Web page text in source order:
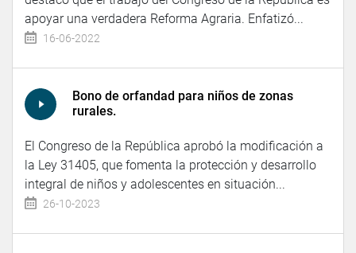
apoyar una verdadera Reforma Agraria. Enfatizó...
16-06-2022
Bono de orfandad para niños de zonas
rurales.
El Congreso de la República aprobó la modificación a
la Ley 31405, que fomenta la protección y desarrollo
integral de niños y adolescentes en situación...
26-10-2023